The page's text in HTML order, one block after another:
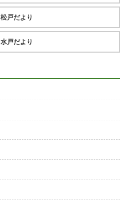
松戸だより
水戸だより